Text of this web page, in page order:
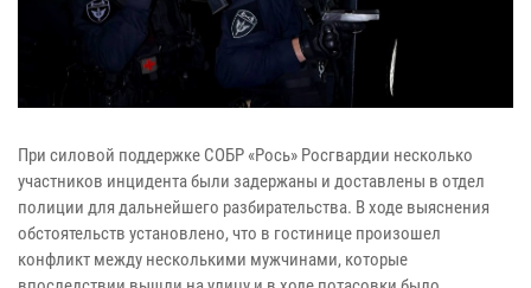
При силовой поддержке СОБР «Рось» Росгвардии несколько
участников инцидента были задержаны и доставлены в отдел
полиции для дальнейшего разбирательства. В ходе выяснения
обстоятельств установлено, что в гостинице произошел
конфликт между несколькими мужчинами, которые